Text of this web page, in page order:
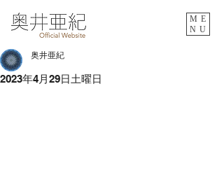
ME
NU
2023年4月29日土曜日
奥井亜紀